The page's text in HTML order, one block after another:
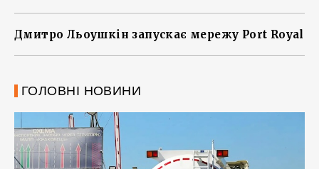
Дмитро Льоушкін запускає мережу Port Royal
ГОЛОВНІ НОВИНИ